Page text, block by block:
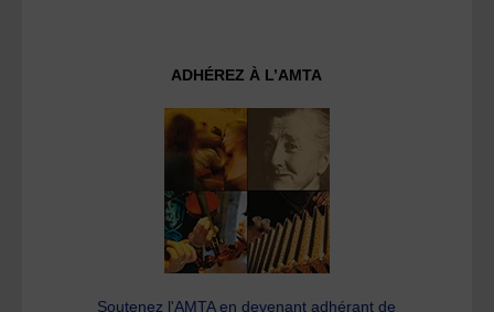
ADHÉREZ À L’AMTA
Soutenez l'AMTA en devenant adhérant de